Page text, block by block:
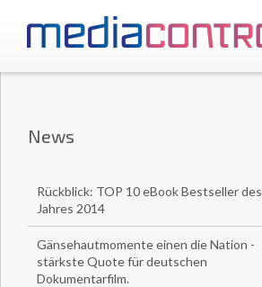
News
Rückblick: TOP 10 eBook Bestseller des
Jahres 2014
Gänsehautmomente einen die Nation -
stärkste Quote für deutschen
Dokumentarfilm.